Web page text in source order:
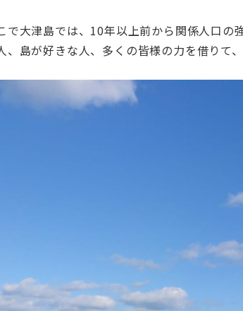
で大津島では、10年以上前から関係人口の
、島が好きな人、多くの皆様の力を借りて